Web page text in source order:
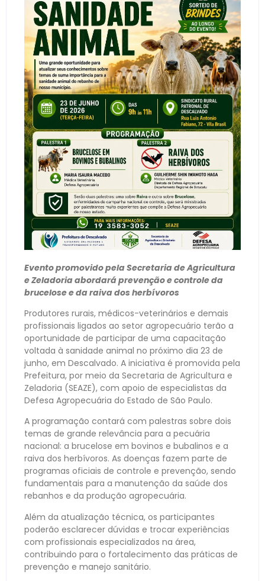
Evento promovido pela Secretaria de Agricultura
e Zeladoria abordará prevenção e controle da
brucelose e da raiva dos herbívoros
Produtores rurais, médicos-veterinários e demais
profissionais ligados ao setor agropecuário terão a
oportunidade de participar de uma capacitação
voltada à sanidade animal no próximo dia 23 de
junho, em Descalvado. A iniciativa é promovida pela
Prefeitura, por meio da Secretaria de Agricultura e
Zeladoria (SEAZE), com apoio de especialistas da
Defesa Agropecuária do Estado de São Paulo.
A programação contará com palestras sobre dois
temas de grande relevância para a pecuária
nacional: a brucelose em bovinos e bubalinos e a
raiva dos herbívoros. As doenças fazem parte de
programas oficiais de controle e prevenção, sendo
fundamentais para a manutenção da saúde dos
rebanhos e da produção agropecuária.
Além da atualização técnica, os participantes
poderão esclarecer dúvidas e trocar experiências
com profissionais especializados na área,
contribuindo para o fortalecimento das práticas de
prevenção e manejo sanitário.